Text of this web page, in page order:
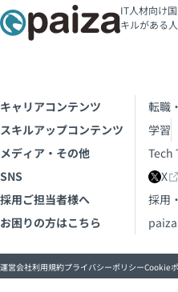
IT人材向け
キルがある
キャリアコンテンツ 転職
スキルアップコンテンツ
学習
メディア・その他
Tech
SNS
X
採用ご担当者様へ
採用
お困りの方はこちら
運営会社利用規約プライバシーポリシーCookie